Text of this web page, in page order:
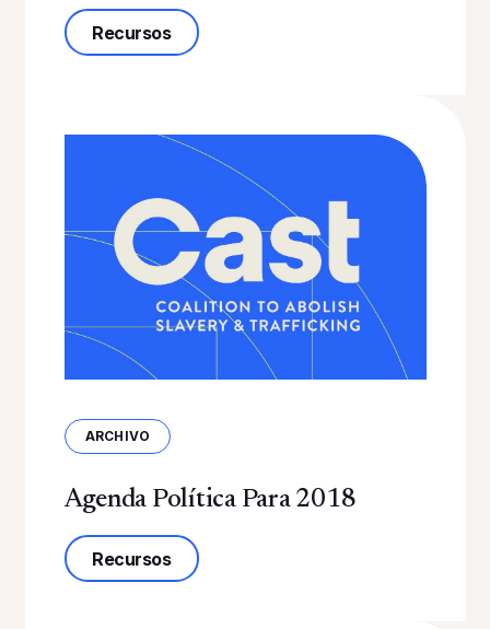
Recursossobre la Agenda Política 2019
ARCHIVO
Agenda Política Para 2018
Recursossobre la Agenda Política 2018